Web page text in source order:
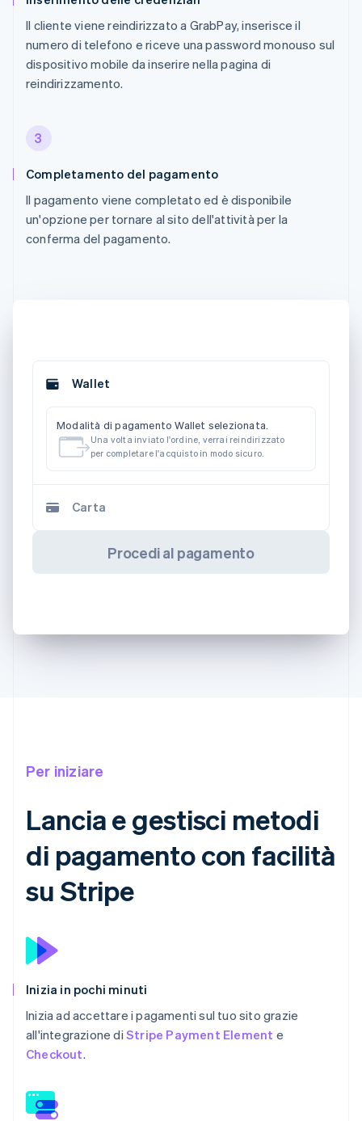
Il cliente viene reindirizzato a GrabPay, inserisce il
numero di telefono e riceve una password monouso sul
dispositivo mobile da inserire nella pagina di
reindirizzamento.
3
Completamento del pagamento
Il pagamento viene completato ed è disponibile
un'opzione per tornare al sito dell'attività per la
conferma del pagamento.
Wallet
Modalità di pagamento Wallet selezionata.
Una volta inviato l'ordine, verrai reindirizzato
per completare l'acquisto in modo sicuro.
Carta
Procedi al pagamento
Per iniziare
Lancia e gestisci metodi
di pagamento con facilità
su Stripe
Inizia in pochi minuti
Inizia ad accettare i pagamenti sul tuo sito grazie
all'integrazione di Stripe Payment Element e
Checkout.